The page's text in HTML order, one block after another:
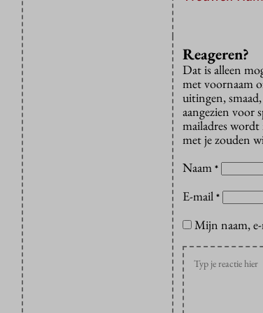
Reageren?
Dat is alleen
met voornaam
uitingen,
aangezien voor
mailadres wordt
met je zouden
Naam *
E-mail *
Mijn naam, e-